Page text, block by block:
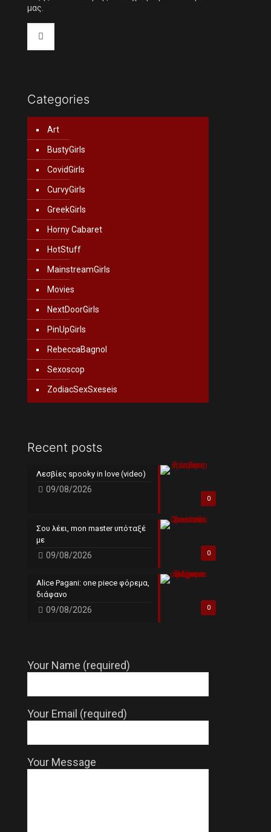
μας.
Categories
Art
BustyGirls
CovidGirls
CurvyGirls
GreekGirls
Horny Cabaret
HotStuff
MainstreamGirls
Movies
NextDoorGirls
PinUpGirls
RebeccaBagnol
Sexoscop
ZodiacSexSxeseis
Recent posts
0
Λεσβίες spooky in love (video)
09/08/2026
0
Σου λέει, mon master υπόταξέ
με
09/08/2026
0
Alice Pagani: one piece φόρεμα,
διάφανο
09/08/2026
Your Name (required)
Your Email (required)
Your Message